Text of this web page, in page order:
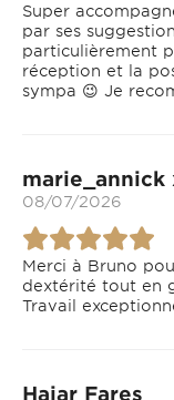
Super
par ses
particulièrement
réception et la
sympa 😉 Je
marie_annick
08/07/2026
Merci à Bruno
dextérité tout en
Travail
Hajar Fares